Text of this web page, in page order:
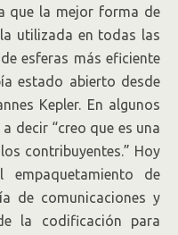
que la mejor forma de
utilizada en todas las
esferas más eficiente
estado abierto desde
Kepler. En algunos
decir “creo que es una
contribuyentes.” Hoy
de
de comunicaciones y
la codificación para